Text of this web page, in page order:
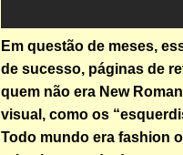
Em questão de meses,
de sucesso, páginas de
quem não era New
visual, como os
Todo mundo era fashion